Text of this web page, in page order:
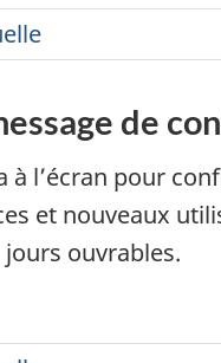
de
à l’écran pour
et nouveaux
ouvrables.